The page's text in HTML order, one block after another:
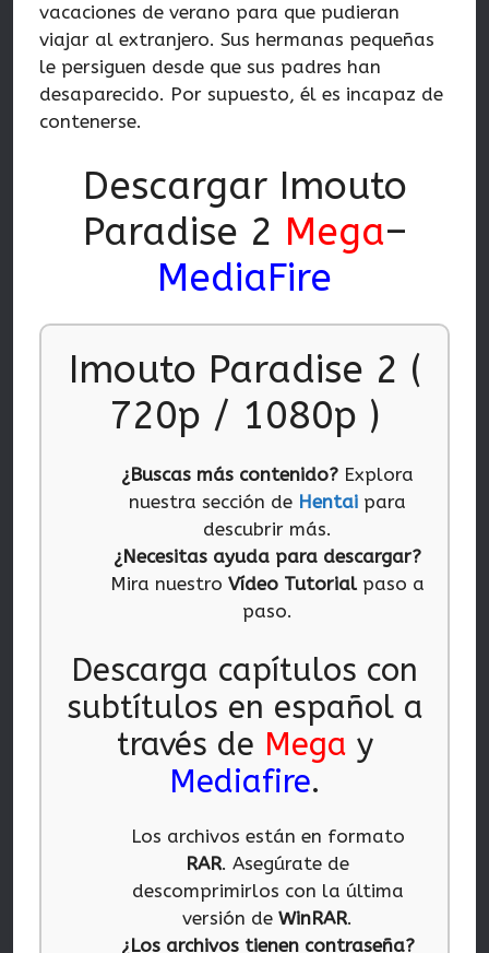
vacaciones de verano para que pudieran
viajar al extranjero. Sus hermanas pequeñas
le persiguen desde que sus padres han
desaparecido. Por supuesto, él es incapaz de
contenerse.
Descargar Imouto
Paradise 2 Mega–
MediaFire
Imouto Paradise 2 (
720p / 1080p )
¿Buscas más contenido? Explora
nuestra sección de Hentai para
descubrir más.
¿Necesitas ayuda para descargar?
Mira nuestroVídeo Tutorial paso a
paso.
Descarga capítulos con
subtítulos en español a
través de Mega y
Mediafire.
Los archivos están en formato
RAR. Asegúrate de
descomprimirlos con la última
versión deWinRAR.
¿Los archivos tienen contraseña?